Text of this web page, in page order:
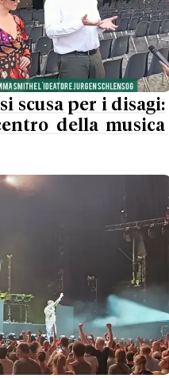
scusa per i disagi:
della musica